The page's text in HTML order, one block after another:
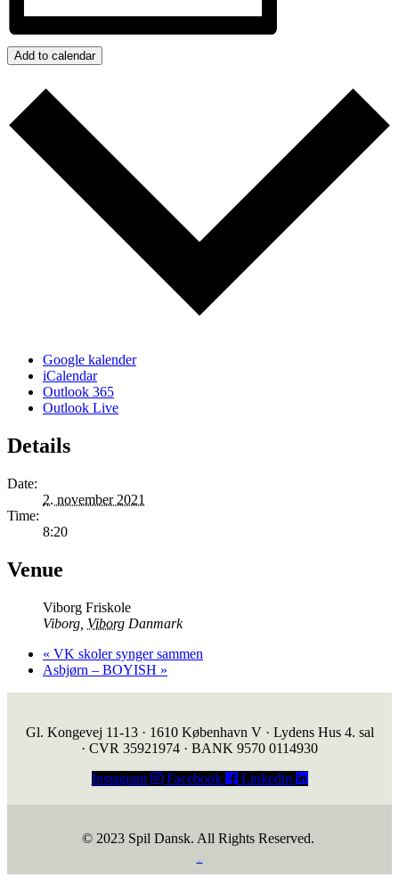
Add to calendar
Google kalender
iCalendar
Outlook 365
Outlook Live
Details
Date:
2. november 2021
Time:
8:20
Venue
Viborg Friskole
Viborg Viborg Danmark
« VK skoler synger sammen
Asbjørn – BOYISH »
Gl. Kongevej 11-13 · 1610 København V · Lydens Hus 4. sal
· CVR 35921974 · BANK 9570 0114930
Instagram
Facebook Linkedin
© 2023 Spil Dansk. All Rights Reserved.